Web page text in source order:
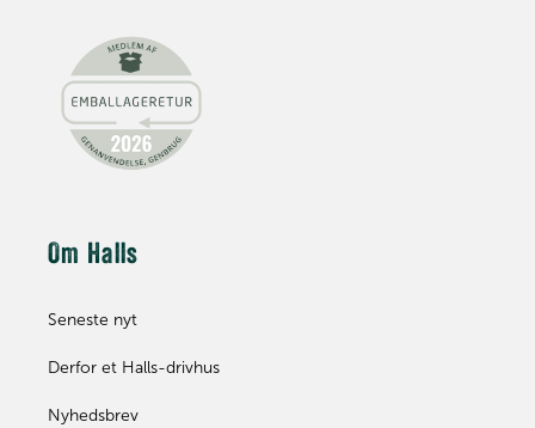
Om Halls
Seneste nyt
Derfor et Halls-drivhus
Nyhedsbrev